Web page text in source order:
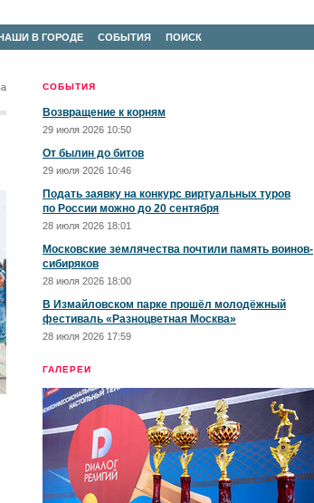
В ГОРОДЕ СОБЫТИЯ ПОИСК
СОБЫТИЯ
Возвращение к корням
29 июля 2026 10:50
От былин до битов
29 июля 2026 10:46
Подать заявку на конкурс виртуальных туров
по России можно до 20 сентября
28 июля 2026 18:01
Московские землячества почтили память воинов-
сибиряков
28 июля 2026 18:00
В Измайловском парке прошёл молодёжный
фестиваль «Разноцветная Москва»
28 июля 2026 17:59
ГАЛЕРЕИ